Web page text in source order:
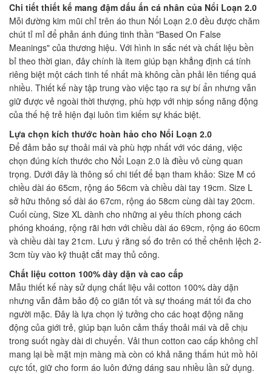
Chi tiết thiết kế mang đậm dấu ấn cá nhân của Nổi Loạn 2.0
Mỗi đường kim mũi chỉ trên áo thun Nổi Loạn 2.0 đều được chăm
chút tỉ mỉ để phản ánh đúng tinh thần "Based On False
Meanings" của thương hiệu. Với hình in sắc nét và chất liệu bền
bỉ theo thời gian, đây chính là item giúp bạn khẳng định cá tính
riêng biệt một cách tinh tế nhất mà không cần phải lên tiếng quá
nhiều. Thiết kế này tập trung vào việc tạo ra sự bí ẩn nhưng vẫn
giữ được vẻ ngoài thời thượng, phù hợp với nhịp sống năng động
của thế hệ trẻ hiện đại luôn tìm kiếm sự khác biệt.
Lựa chọn kích thước hoàn hảo cho Nổi Loạn 2.0
Để đảm bảo sự thoải mái và phù hợp nhất với vóc dáng, việc
chọn đúng kích thước cho Nổi Loạn 2.0 là điều vô cùng quan
trọng. Dưới đây là thông số chi tiết để bạn tham khảo: Size M có
chiều dài áo 65cm, rộng áo 56cm và chiều dài tay 19cm. Size L
sở hữu thông số dài áo 67cm, rộng áo 58cm cùng dài tay 20cm.
Cuối cùng, Size XL dành cho những ai yêu thích phong cách
phóng khoáng, rộng rãi hơn với chiều dài áo 69cm, rộng áo 60cm
và chiều dài tay 21cm. Lưu ý rằng số đo trên có thể chênh lệch 2-
3cm tùy vào kỹ thuật cắt may thủ công.
Chất liệu cotton 100% dày dặn và cao cấp
Mẫu thiết kế này sử dụng chất liệu vải cotton 100% dày dặn
nhưng vẫn đảm bảo độ co giãn tốt và sự thoáng mát tối đa cho
người mặc. Đây là lựa chọn lý tưởng cho các hoạt động năng
động của giới trẻ, giúp bạn luôn cảm thấy thoải mái và dễ chịu
trong suốt ngày dài di chuyển. Vải thun cotton cao cấp không chỉ
mang lại bề mặt mịn màng mà còn có khả năng thấm hút mồ hôi
cực tốt, giữ cho form áo luôn đứng dáng sau nhiều lần sử dụng.